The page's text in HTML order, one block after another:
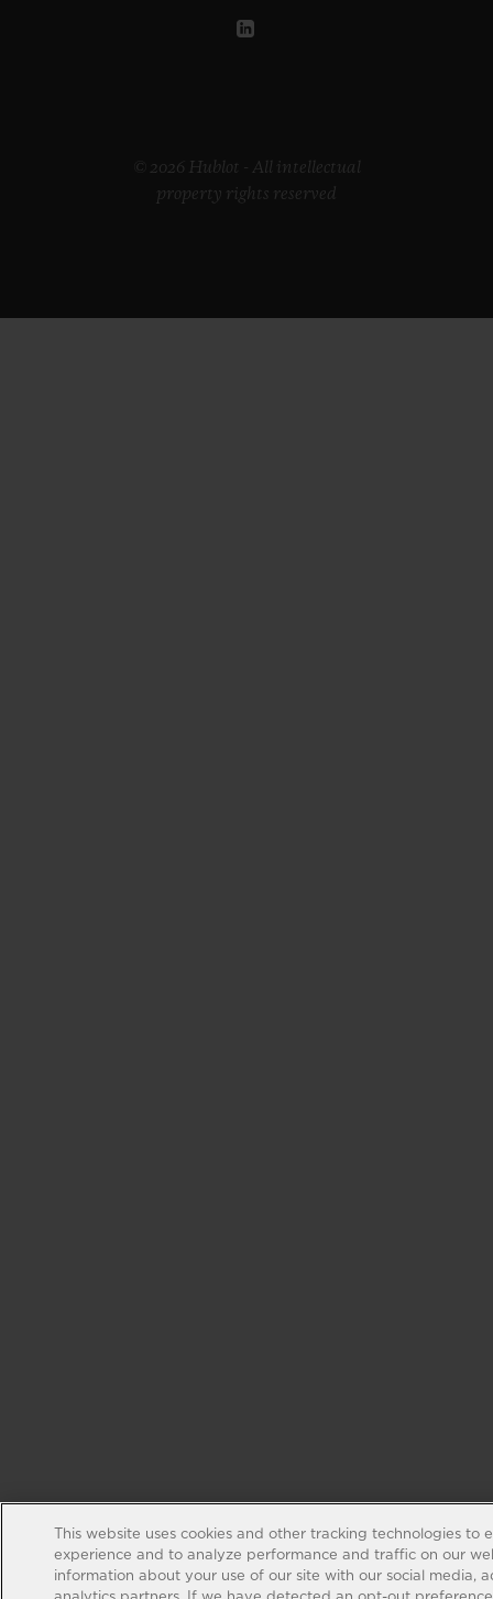
© 2026 Hublot - All intellectual
property rights reserved
This website uses cookies and other tracking technologies to
experience and to analyze performance and traffic on our
information about your use of our site with our social media,